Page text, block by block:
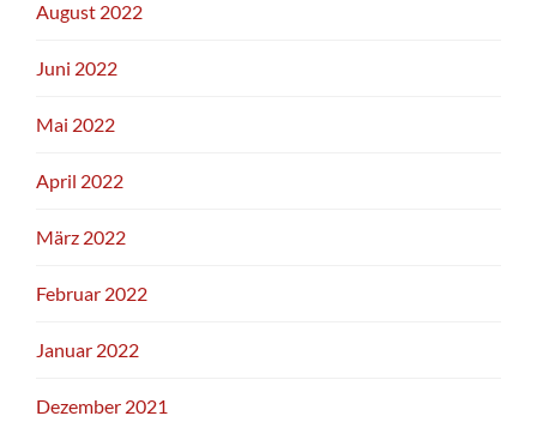
August 2022
Juni 2022
Mai 2022
April 2022
März 2022
Februar 2022
Januar 2022
Dezember 2021